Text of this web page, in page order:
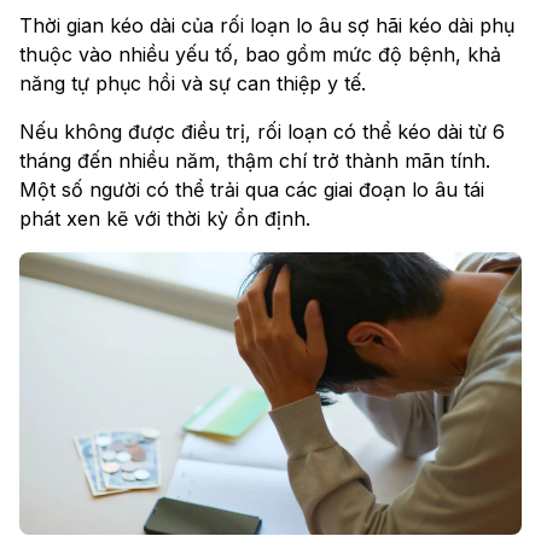
Thời gian kéo dài của rối loạn lo âu sợ hãi kéo dài phụ
thuộc vào nhiều yếu tố, bao gồm mức độ bệnh, khả
năng tự phục hồi và sự can thiệp y tế.
Nếu không được điều trị, rối loạn có thể kéo dài từ 6
tháng đến nhiều năm, thậm chí trở thành mãn tính.
Một số người có thể trải qua các giai đoạn lo âu tái
phát xen kẽ với thời kỳ ổn định.